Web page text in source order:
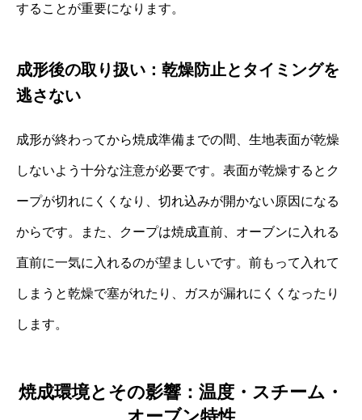
することが重要になります。
成形後の取り扱い：乾燥防止とタイミングを
逃さない
成形が終わってから焼成準備までの間、生地表面が乾燥
しないよう十分な注意が必要です。表面が乾燥するとク
ープが切れにくくなり、切れ込みが開かない原因になる
からです。また、クープは焼成直前、オーブンに入れる
直前に一気に入れるのが望ましいです。前もって入れて
しまうと乾燥で塞がれたり、ガスが漏れにくくなったり
します。
焼成環境とその影響：温度・スチーム・